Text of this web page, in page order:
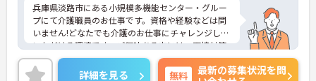
兵庫県淡路市にある小規模多機能センター・グルー
プにて介護職員のお仕事です。資格や経験などは問
いません!どなたでも介護のお仕事にチャレンジして
いただける環境です。ご興味ある方には、面接対策
ポイントなど、さらに詳細をお話しいたしますので
お気軽にご相談ください。
詳細を見る 無料
最新の募集状況を問